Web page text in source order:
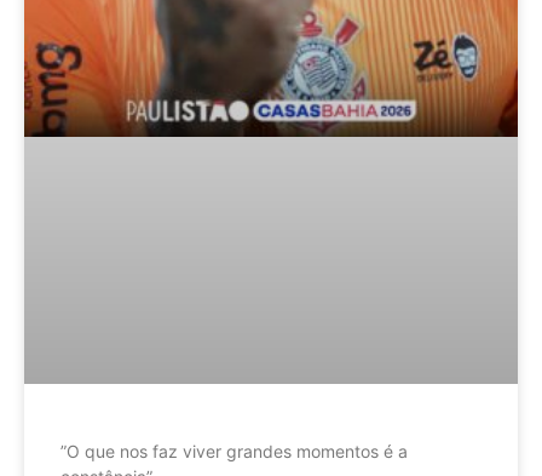
”O que nos faz viver grandes momentos é a